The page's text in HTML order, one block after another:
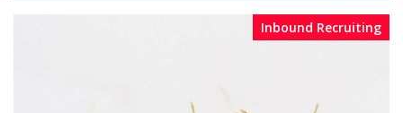
Inbound Recruiting